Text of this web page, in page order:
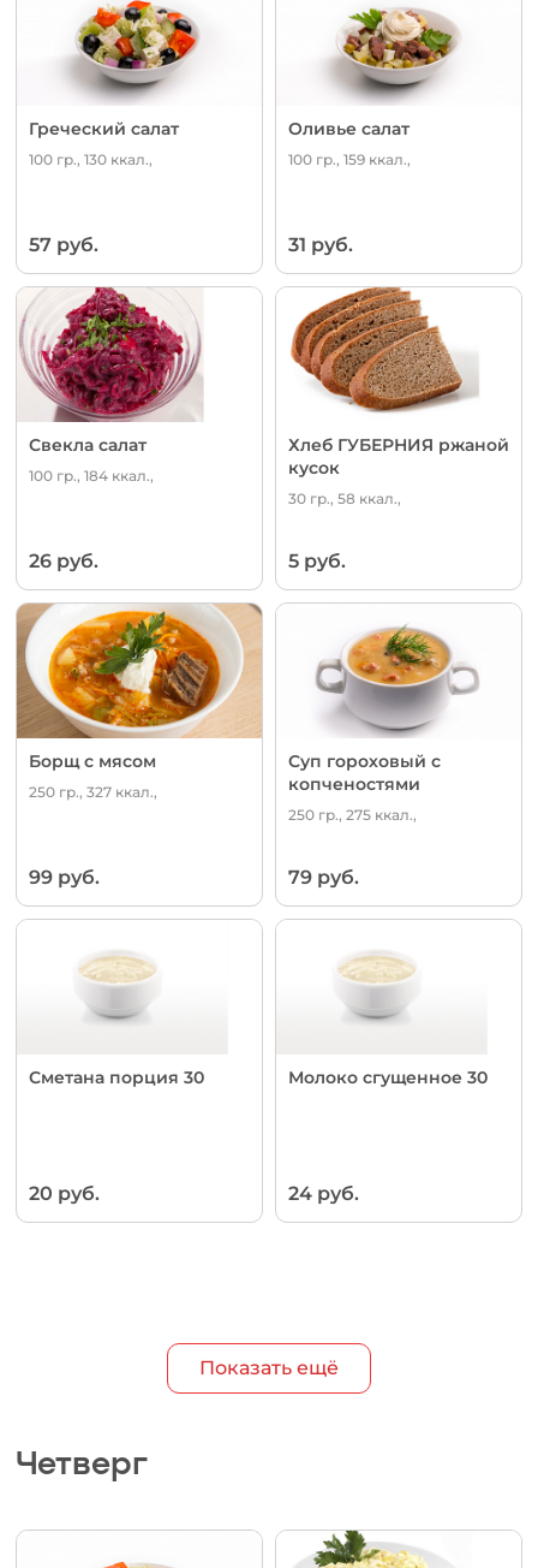
Греческий салат
100 гр., 130 ккал.,
57 руб.
Оливье салат
100 гр., 159 ккал.,
31 руб.
Свекла салат
100 гр., 184 ккал.,
26 руб.
Хлеб ГУБЕРНИЯ ржаной
кусок
30 гр., 58 ккал.,
5 руб.
Борщ с мясом
250 гр., 327 ккал.,
99 руб.
Суп гороховый с
копченостями
250 гр., 275 ккал.,
79 руб.
Сметана порция 30
20 руб.
Молоко сгущенное 30
24 руб.
Показать ещё
Четверг